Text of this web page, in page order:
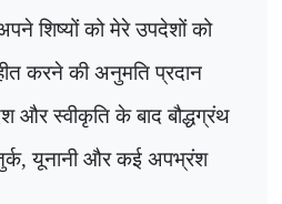
शिष्यों को मेरे उपदेशों को
करने की अनुमति प्रदान
स्वीकृति के बाद बौद्धग्रंथ
,यूनानी और कई अपभ्रंश